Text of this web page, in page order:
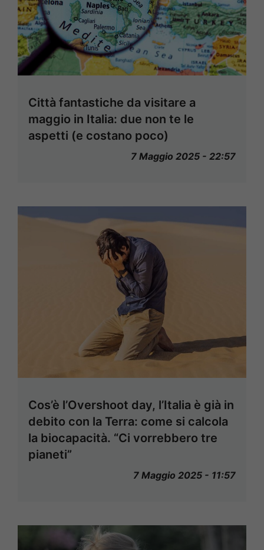
Città fantastiche da visitare a
maggio in Italia: due non te le
aspetti (e costano poco)
7 Maggio 2025 - 22:57
Cos’è l’Overshoot day, l’Italia è già in
debito con la Terra: come si calcola
la biocapacità. “Ci vorrebbero tre
pianeti”
7 Maggio 2025 - 11:57